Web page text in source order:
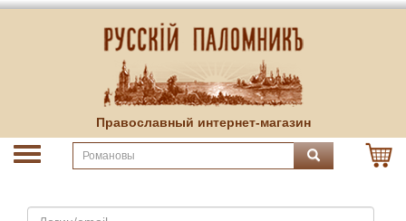
Православный интернет-магазин
Email